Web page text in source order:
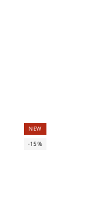
NEW
-15%